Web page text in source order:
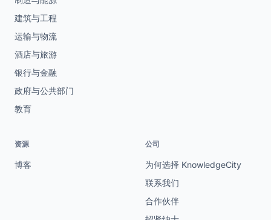
建筑与工程
运输与物流
酒店与旅游
银行与金融
政府与公共部门
教育
资源
博客
公司
为何选择 KnowledgeCity
联系我们
合作伙伴